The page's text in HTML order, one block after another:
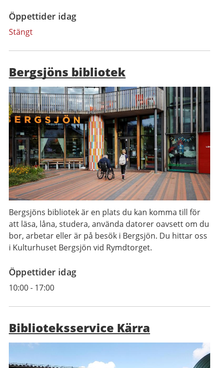
Öppettider idag
Stängt
Bergsjöns bibliotek
Bergsjöns bibliotek är en plats du kan komma till för
att läsa, låna, studera, använda datorer oavsett om du
bor, arbetar eller är på besök i Bergsjön. Du hittar oss
i Kulturhuset Bergsjön vid Rymdtorget.
Öppettider idag
10:00- 17:00
Biblioteksservice Kärra